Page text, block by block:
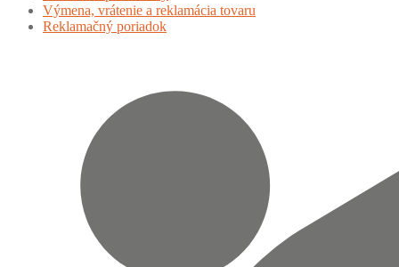
Výmena, vrátenie a reklamácia tovaru
Reklamačný poriadok